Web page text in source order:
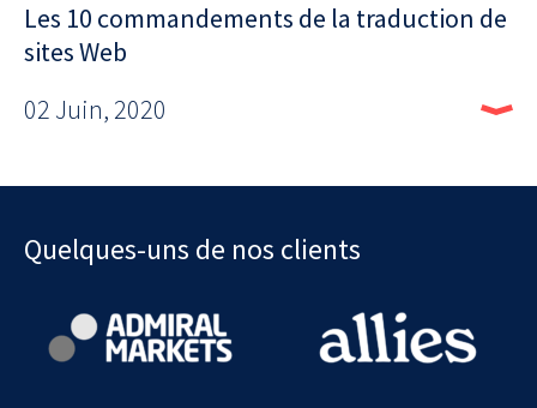
Les 10 commandements de la traduction de
sites Web
02 Juin, 2020
Quelques-uns de nos clients